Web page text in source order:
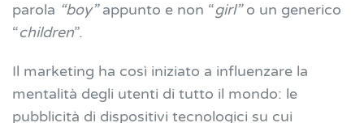
parola “boy”appunto e non “girl”o un generico
“children”.
Il marketing ha così iniziato a influenzare la
mentalità degli utenti di tutto il mondo: le
pubblicità di dispositivi tecnologici su cui